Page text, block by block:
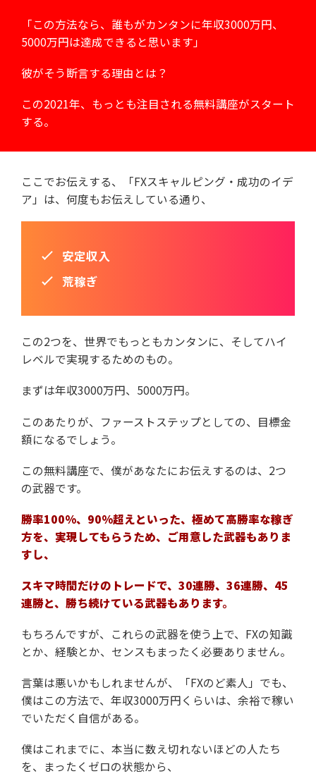
「この方法なら、誰もがカンタンに年収3000万円、
5000万円は達成できると思います」
彼がそう断言する理由とは？
この2021年、もっとも注目される無料講座がスタート
する。
ここでお伝えする、「FXスキャルピング・成功のイデ
ア」は、 何度もお伝えしている通り、
安定収入
荒稼ぎ
この2つを、世界でもっともカンタンに、 そしてハイ
レベルで実現するためのもの。
まずは年収3000万円、5000万円。
このあたりが、ファーストステップとしての、 目標金
額になるでしょう。
この無料講座で、僕があなたにお伝えするのは、 2つ
の武器です。
勝率100%、90%超えといった、 極めて高勝率な稼ぎ
方を、実現してもらうため、 ご用意した武器もありま
すし、
スキマ時間だけのトレードで、 30連勝、36連勝、45
連勝と、 勝ち続けている武器もあります。
もちろんですが、これらの武器を使う上で、 FXの知識
とか、経験とか、センスもまったく必要ありません。
言葉は悪いかもしれませんが、
「FXのど素人」でも、
僕はこの方法で、 年収3000万円くらいは、余裕で稼い
でいただく自信がある。
僕はこれまでに、本当に数え切れないほどの人たち
を、
まったくゼロの状態から、